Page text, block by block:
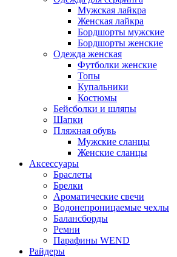
Мужская лайкра
Женская лайкра
Бордшорты мужские
Бордшорты женские
Одежда женская
Футболки женские
Топы
Купальники
Костюмы
Бейсболки и шляпы
Шапки
Пляжная обувь
Мужские сланцы
Женские сланцы
Аксессуары
Браслеты
Брелки
Ароматические свечи
Водонепроницаемые чехлы
Балансборды
Ремни
Парафины WEND
Райдеры